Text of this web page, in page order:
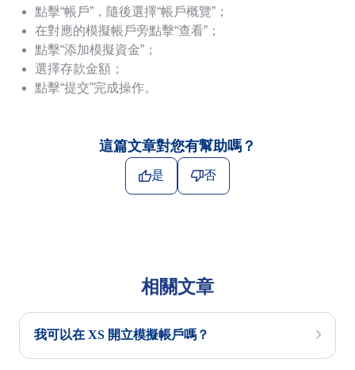
點擊“帳戶”，隨後選擇“帳戶概覽”；
在對應的模擬帳戶旁點擊“查看”；
點擊“添加模擬資金”；
選擇存款金額；
點擊“提交”完成操作。
這篇文章對您有幫助嗎？
是 否
相關文章
我可以在 XS 開立模擬帳戶嗎？